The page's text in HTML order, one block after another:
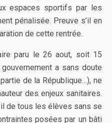
espaces sportifs par les
pénalisée. Preuve s’il en
de cette rentrée.
paru le 26 aout, soit 15
a sans doute
de la République…), ne
des enjeux sanitaires.
de tous les élèves sans se
posées par un bâti